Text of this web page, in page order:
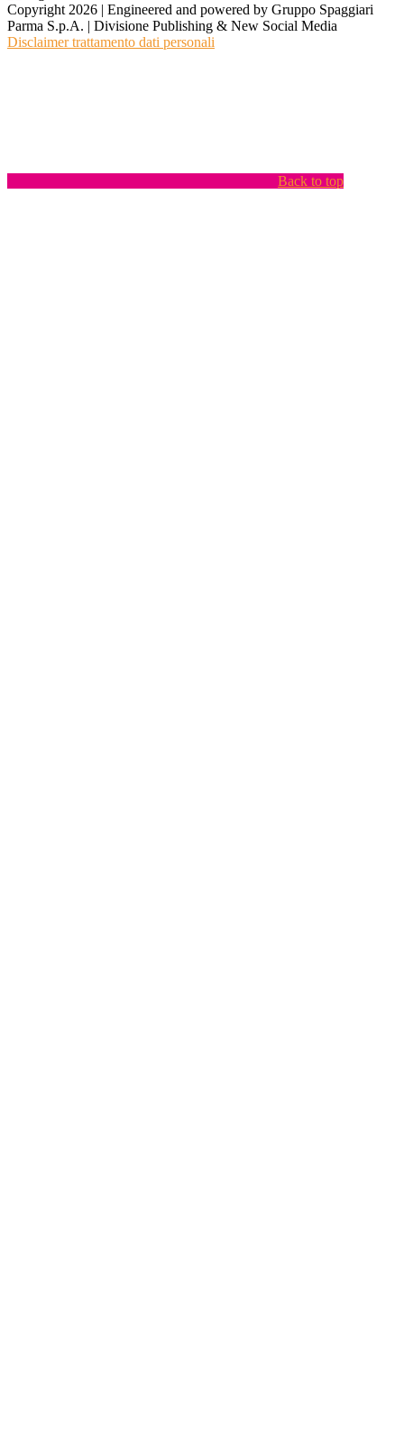
Copyright 2026 | Engineered and powered by Gruppo Spaggiari
Parma S.p.A. | Divisione Publishing & New Social Media
Disclaimer trattamento dati personali
Back to top